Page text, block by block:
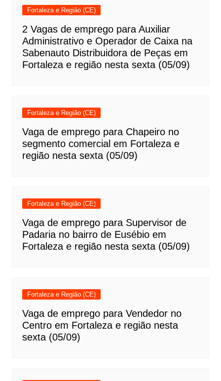
Fortaleza e Região (CE)
2 Vagas de emprego para Auxiliar
Administrativo e Operador de Caixa na
Sabenauto Distribuidora de Peças em
Fortaleza e região nesta sexta (05/09)
Fortaleza e Região (CE)
Vaga de emprego para Chapeiro no
segmento comercial em Fortaleza e
região nesta sexta (05/09)
Fortaleza e Região (CE)
Vaga de emprego para Supervisor de
Padaria no bairro de Eusébio em
Fortaleza e região nesta sexta (05/09)
Fortaleza e Região (CE)
Vaga de emprego para Vendedor no
Centro em Fortaleza e região nesta
sexta (05/09)